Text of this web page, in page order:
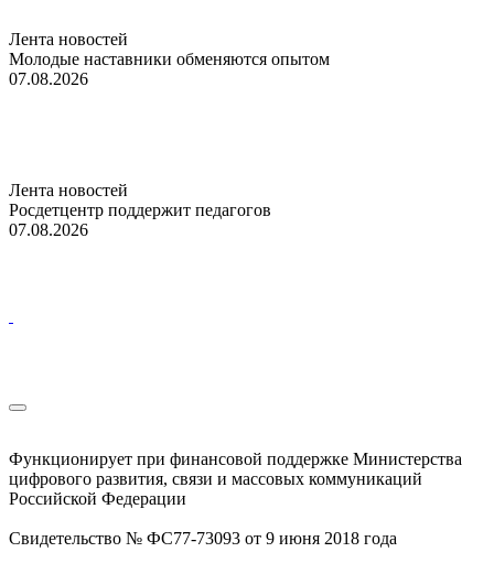
Лента новостей
Молодые наставники обменяются опытом
07.08.2026
Лента новостей
Росдетцентр поддержит педагогов
07.08.2026
Функционирует при финансовой поддержке Министерства
цифрового развития, связи и массовых коммуникаций
Российской Федерации
Свидетельство № ФС77-73093 от 9 июня 2018 года